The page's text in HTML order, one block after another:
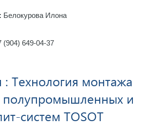
Белокурова Илона
(904) 649-04-37
: Технология монтажа
полупромышленных и
систем TOSOT